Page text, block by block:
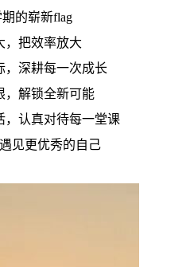
的崭新flag
，把效率放大
，深耕每一次成长
，解锁全新可能
，认真对待每一堂课
见更优秀的自己